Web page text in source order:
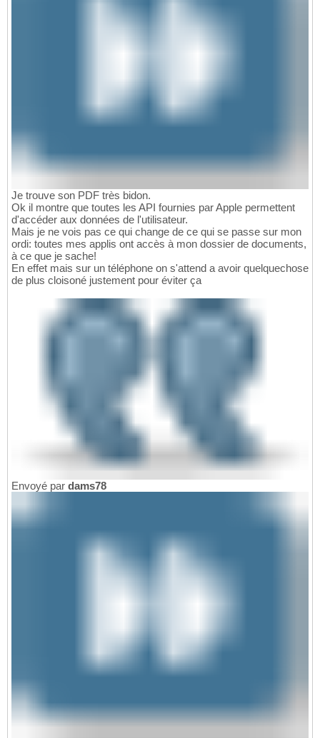
Je trouve son PDF très bidon.
Ok il montre que toutes les API fournies par Apple permettent
d'accéder aux données de l'utilisateur.
Mais je ne vois pas ce qui change de ce qui se passe sur mon
ordi: toutes mes applis ont accès à mon dossier de documents,
à ce que je sache!
En effet mais sur un téléphone on s'attend a avoir quelquechose
de plus cloisoné justement pour éviter ça
Envoyé par dams78